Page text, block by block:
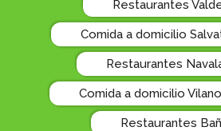
Restaurantes
Comida a domicilio
Restaurantes
Comida a domicilio
Restaurantes